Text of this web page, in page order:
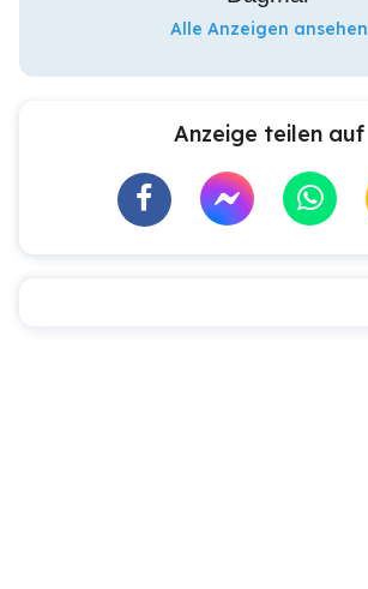
Alle Anzeigen ansehen
Anzeige teilen auf